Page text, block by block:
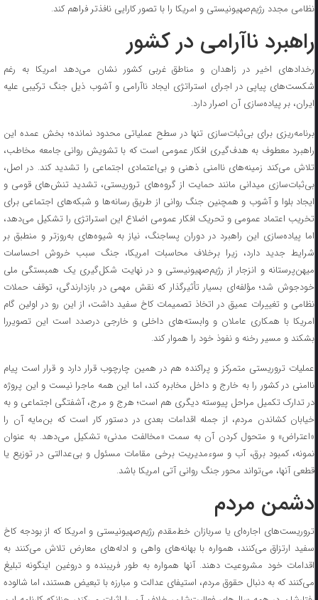
نظامی مجدد رژیم‌صهیونیستی و امریکا را با تصور کارایی نافذتر فراهم کند.
راهبرد ناآرامی در کشور
رخداد‌های اخیر در زاهدان و مناطق غربی کشور نشان می‌دهد امریکا به رغم
شکست‌های پیاپی در اجرای استراتژی ایجاد ناآرامی و آشوب ذیل جنگ ترکیبی علیه
ایران، بر پیاده‌سازی آن اصرار دارد.
برنامه‌ریزی برای بی‌ثبات‌سازی تنها در سطح عملیاتی محدود نمانده؛ بخش عمده این
راهبرد معطوف به هدف‌گیری افکار عمومی است که با تشویش روانی جامعه مخاطب،
تلاش می‌کند زمینه‌های ناامنی ذهنی و بی‌اعتمادی اجتماعی را تشدید کند. در اصل،
بی‌ثبات‌سازی میدانی مانند حمایت از گروه‌های تروریستی، تشدید تنش‌های قومی و
ایجاد بلوا و آشوب و همچنین جنگ روانی از طریق رسانه‌ها و شبکه‌های اجتماعی برای
تخریب اعتماد عمومی و تحریک افکار عمومی اضلاع این استراتژی را تشکیل می‌دهد،
اما پیاده‌سازی این راهبرد در دوران پساجنگ، نیاز به شیوه‌های به‌روزتر و منطبق بر
شرایط جدید دارد، زیرا برخلاف محاسبات امریکا، جنگ سبب خروش احساسات
میهن‌پرستانه و انزجار از رژیم‌صهیونیستی و در نهایت شکل‌گیری یک همبستگی ملی
خودجوش شد؛ مؤلفه‌ای بسیار تأثیرگذار که نقش مهمی در بازدارندگی، توقف حملات
نظامی و تغییرات عمیق در اتخاذ تصمیمات کاخ سفید داشت، از این رو در اولین گام
امریکا با همکاری عاملان و وابسته‌های داخلی و خارجی درصدد است این تصویررا
بشکند و مسیر رخنه و نفوذ خود را هموار کند.
عملیات تروریستی متمرکز و پراکنده هم در همین چارچوب قرار دارد و قرار است پیام
ناامنی در کشور را به خارج و داخل مخابره کند، اما این همه ماجرا نیست و این پروژه
در تدارک تکمیل مراحل پیوسته دیگری هم است؛ هرج و مرج، آشفتگی اجتماعی و به
خیابان کشاندن مردم، از جمله اقدامات بعدی در دستور کار است که بن‌مایه آن را
«اعتراض» و متحول کردن آن به سمت «مخالفت مدنی» تشکیل می‌دهد. به عنوان
نمونه، کمبود برق، آب و سوءمدیریت برخی مقامات مسئول و بی‌عدالتی در توزیع یا
قطعی آنها، می‌تواند محور جنگ روانی آتی امریکا باشد.
دشمن مردم
تروریست‌های اجاره‌ای یا سربازان خط‌مقدم رژیم‌صهیونیستی و امریکا که از بودجه کاخ
سفید ارتزاق می‌کنند، همواره با بهانه‌های واهی و ادله‌های معارض تلاش می‌کنند به
اقدامات خود مشروعیت دهند. آنها همواره به طور فریبنده و دروغین اینگونه تبلیغ
می‌کنند که به دنبال حقوق مردم، استیفای عدالت و مبارزه با تبعیض هستند، اما شالوده